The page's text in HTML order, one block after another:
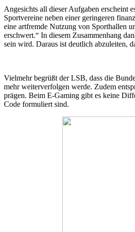
Angesichts all dieser Aufgaben erscheint
Sportvereine neben einer geringeren
eine artfremde Nutzung von Sporthallen
erschwert.“ In diesem Zusammenhang
sein wird. Daraus ist deutlich abzuleiten,
Vielmehr begrüßt der LSB, dass die
mehr weiterverfolgen werde. Zudem
prägen. Beim E-Gaming gibt es keine
Code formuliert sind.